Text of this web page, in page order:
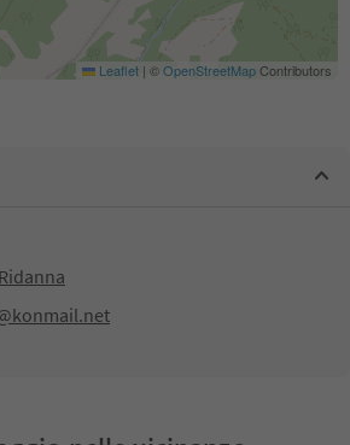
Leaflet | ©OpenStreetMapContributors